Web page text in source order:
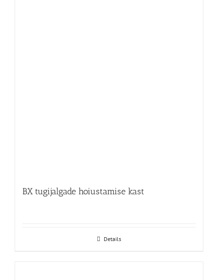
BX tugijalgade hoiustamise kast
Details